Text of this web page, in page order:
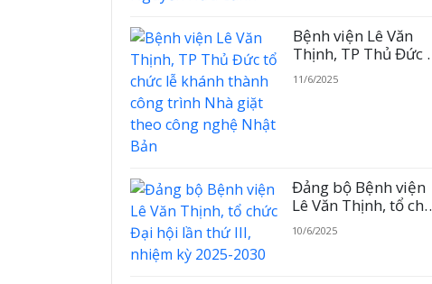
Bệnh viện Lê Văn
Thịnh, TP Thủ Đức
chức lễ khánh
công trình Nhà giặt
11/6/2025
Đảng bộ Bệnh viện
Lê Văn Thịnh, tổ
Đại hội lần thứ III,
nhiệm kỳ 2025-
10/6/2025